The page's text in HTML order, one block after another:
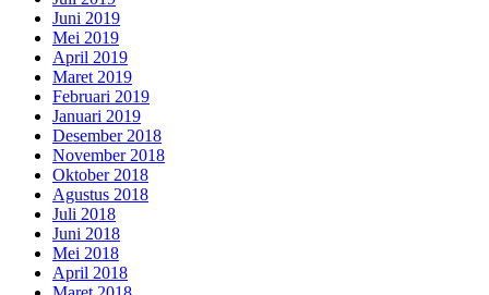
Juni 2019
Mei 2019
April 2019
Maret 2019
Februari 2019
Januari 2019
Desember 2018
November 2018
Oktober 2018
Agustus 2018
Juli 2018
Juni 2018
Mei 2018
April 2018